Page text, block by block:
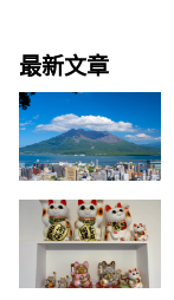
最新文章